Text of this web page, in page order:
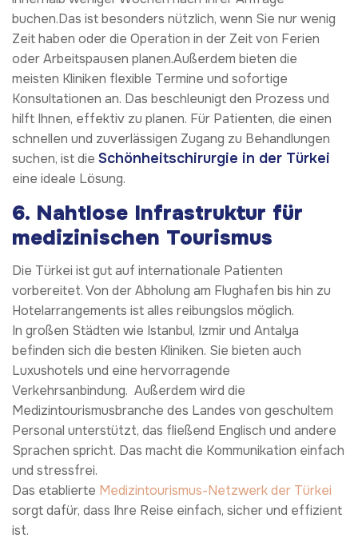
buchen.Das ist besonders nützlich, wenn Sie nur wenig
Zeit haben oder die Operation in der Zeit von Ferien
oder Arbeitspausen planen.Außerdem bieten die
meisten Kliniken flexible Termine und sofortige
Konsultationen an. Das beschleunigt den Prozess und
hilft Ihnen, effektiv zu planen. Für Patienten, die einen
schnellen und zuverlässigen Zugang zu Behandlungen
suchen, ist die Schönheitschirurgie in der Türkei
eine ideale Lösung.
6. Nahtlose Infrastruktur für
medizinischen Tourismus
Die Türkei ist gut auf internationale Patienten
vorbereitet. Von der Abholung am Flughafen bis hin zu
Hotelarrangements ist alles reibungslos möglich.
In großen Städten wie Istanbul, Izmir und Antalya
befinden sich die besten Kliniken. Sie bieten auch
Luxushotels und eine hervorragende
Verkehrsanbindung. Außerdem wird die
Medizintourismusbranche des Landes von geschultem
Personal unterstützt, das fließend Englisch und andere
Sprachen spricht. Das macht die Kommunikation einfach
und stressfrei.
Das etablierte Medizintourismus-Netzwerk der Türkei
sorgt dafür, dass Ihre Reise einfach, sicher und effizient
ist.